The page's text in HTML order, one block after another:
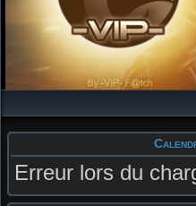
Erreur lors du